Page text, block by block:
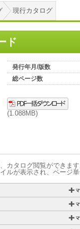
現行カタログ
ド
発行年月/版数
総ページ数
(1.088MB)
カタログ閲覧ができます
ルが表示され、ページ